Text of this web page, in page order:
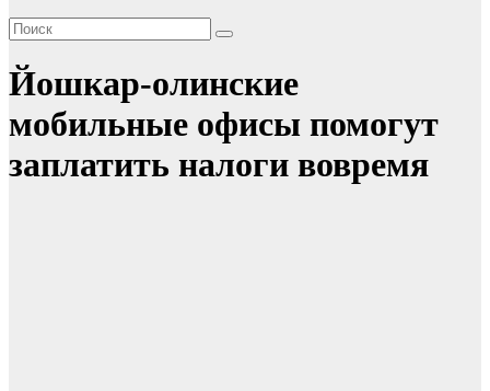
Йошкар-олинские
мобильные офисы помогут
заплатить налоги вовремя